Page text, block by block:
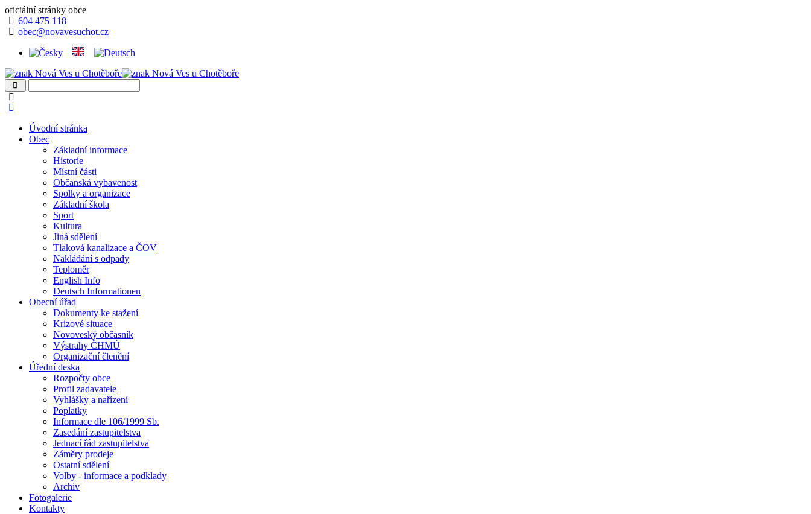
oficiální stránky obce
604 475 118
obec@novavesuchot.cz
Úvodní stránka
Obec
Základní informace
Historie
Místní části
Občanská vybavenost
Spolky a organizace
Základní škola
Sport
Kultura
Jiná sdělení
Tlaková kanalizace a ČOV
Nakládání s odpady
Teploměr
English Info
Deutsch Informationen
Obecní úřad
Dokumenty ke stažení
Krizové situace
Novoveský občasník
Výstrahy ČHMÚ
Organizační členění
Úřední deska
Rozpočty obce
Profil zadavatele
Vyhlášky a nařízení
Poplatky
Informace dle 106/1999 Sb.
Zasedání zastupitelstva
Jednací řád zastupitelstva
Záměry prodeje
Ostatní sdělení
Volby - informace a podklady
Archiv
Fotogalerie
Kontakty